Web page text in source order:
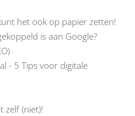
het ook op papier zetten!
is aan Google?
- 5 Tips voor digitale
zelf (niet)!